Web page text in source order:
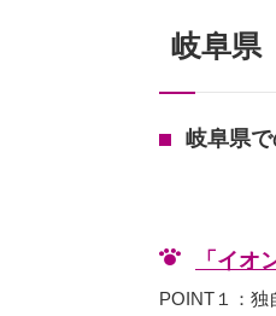
岐阜県
岐阜県
「イオ
POINT１：独